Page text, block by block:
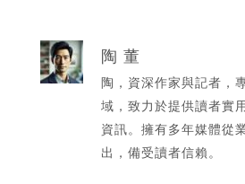
陶 董
陶，資深作家與記者，
域，致力於提供讀者實
資訊。擁有多年媒體從
出，備受讀者信賴。